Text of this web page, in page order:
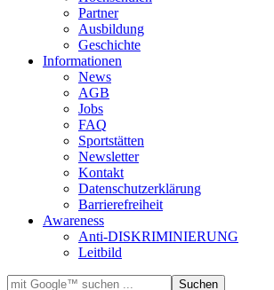
Partner
Ausbildung
Geschichte
Informationen
News
AGB
Jobs
FAQ
Sportstätten
Newsletter
Kontakt
Datenschutzerklärung
Barrierefreiheit
Awareness
Anti-DISKRIMINIERUNG
Leitbild